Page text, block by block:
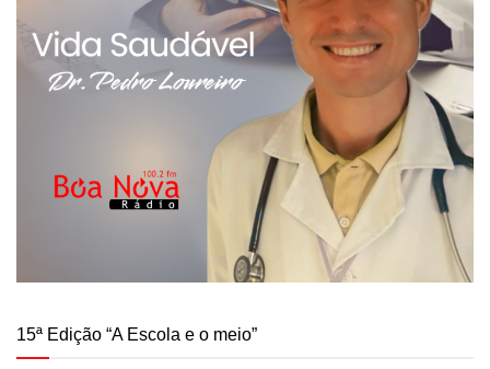
15ª Edição “A Escola e o meio”